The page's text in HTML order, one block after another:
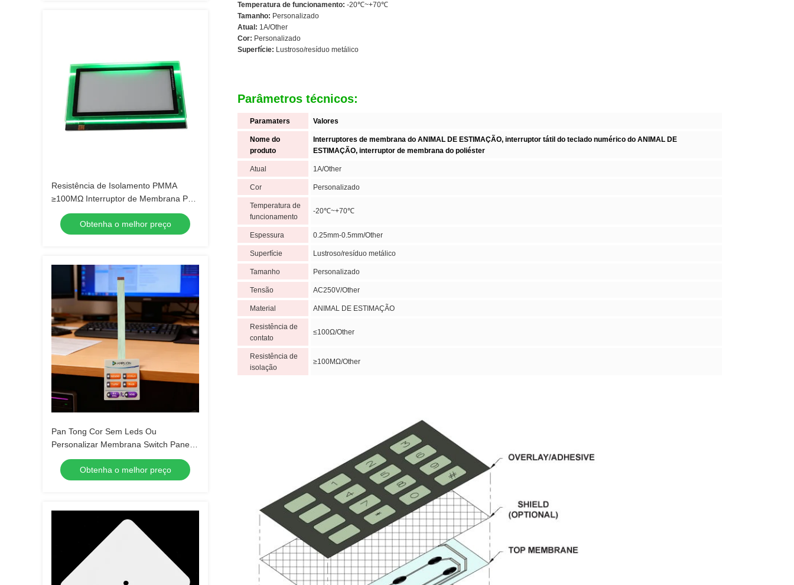
Resistência de Isolamento PMMA
≥100MΩ Interruptor de Membrana PET
Luz de Fundo LGF para Desempenho
DuradouroObtenha o melhor preço
Pan Tong Cor Sem Leds Ou
Personalizar Membrana Switch Panel
teclado Para Automóvel
Eletrodomésticos Médicos
Obtenha o melhor preço
Temperatura de funcionamento: -20℃~+70℃
Tamanho: Personalizado
Atual: 1A/Other
Cor: Personalizado
Superfície: Lustroso/resíduo metálico
Parâmetros técnicos:
Paramaters Valores
Nome do
produto
Interruptores de membrana do ANIMAL DE ESTIMAÇÃO, interruptor tátil do teclado numérico do ANIMAL DE
ESTIMAÇÃO, interruptor de membrana do poliéster
Atual 1A/Other
Cor Personalizado
Temperatura de
funcionamento
-20℃~+70℃
Espessura 0.25mm-0.5mm/Other
Superfície Lustroso/resíduo metálico
Tamanho Personalizado
Tensão AC250V/Other
Material ANIMAL DE ESTIMAÇÃO
Resistência de
contato
≤100Ω/Other
Resistência de
isolação
≥100MΩ/Other